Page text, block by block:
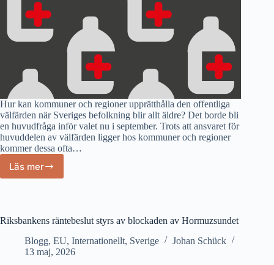
Hur kan kommuner och regioner upprätthålla den offentliga
välfärden när Sveriges befolkning blir allt äldre? Det borde bli
en huvudfråga inför valet nu i september. Trots att ansvaret för
huvuddelen av välfärden ligger hos kommuner och regioner
kommer dessa ofta…
Läs mer
Viktig
valrörelsen:
klara
välfärden
Riksbankens räntebeslut styrs av blockaden av Hormuzsundet
Blogg, EU, Internationellt, Sverige
Johan Schück
13 maj, 2026